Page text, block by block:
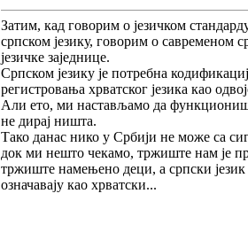
Затим, кад говорим о језичком
српском језику, говорим о савременом
језичке заједнице.
Српском језику је потребна
регистровања хрватског језика као
Али ето, ми настављамо да
не дирај ништа.
Тако данас нико у Србији не може са
док ми нешто чекамо, тржиште нам је
тржиште намењено деци, а српски језик
означавају као хрватски...